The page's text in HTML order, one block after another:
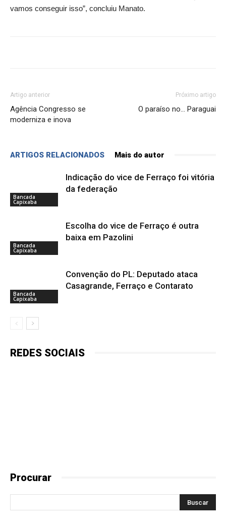
vamos conseguir isso”, concluiu Manato.
Artigo anterior
Agência Congresso se
moderniza e inova
Próximo artigo
O paraíso no… Paraguai
ARTIGOS RELACIONADOS Mais do autor
Bancada
Capixaba
Indicação do vice de Ferraço foi vitória
da federação
Bancada
Capixaba
Escolha do vice de Ferraço é outra
baixa em Pazolini
Bancada
Capixaba
Convenção do PL: Deputado ataca
Casagrande, Ferraço e Contarato
REDES SOCIAIS
Procurar